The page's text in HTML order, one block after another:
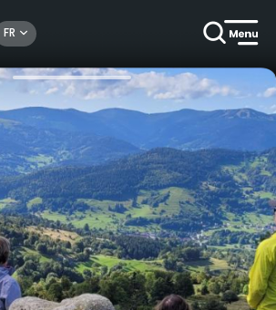
FR
Escapade nature et reconnexion à Soultzeren